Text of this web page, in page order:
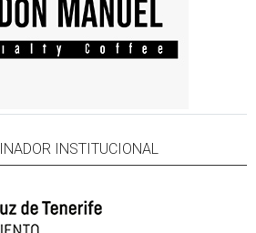
INSTITUCIONAL